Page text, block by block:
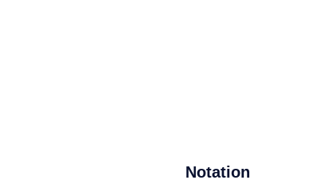
Notation